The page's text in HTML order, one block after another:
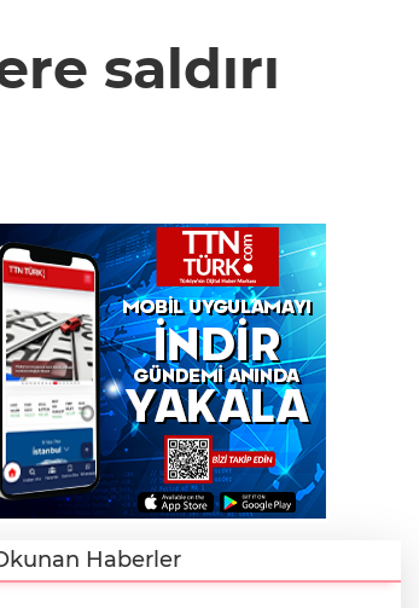
saldırı
Haberler